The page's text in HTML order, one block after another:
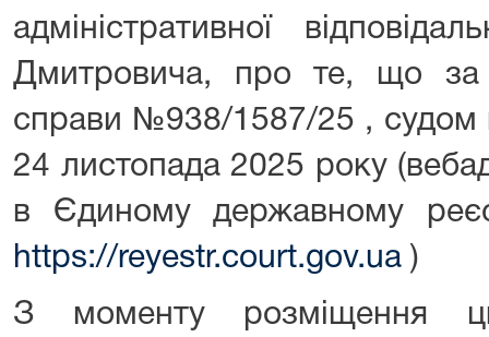
адміністративної
Дмитровича, про те, що за
справи №938/1587/25 , судом
24 листопада 2025 року
в Єдиному державному
https://reyestr.court.gov.ua )
З моменту розміщення